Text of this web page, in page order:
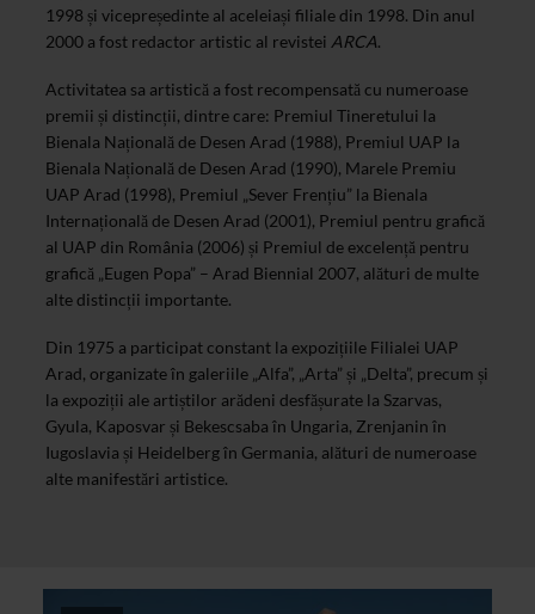
1998 și vicepreședinte al aceleiași filiale din 1998. Din anul
2000 a fost redactor artistic al revistei ARCA.
Activitatea sa artistică a fost recompensată cu numeroase
premii și distincții, dintre care: Premiul Tineretului la
Bienala Națională de Desen Arad (1988), Premiul UAP la
Bienala Națională de Desen Arad (1990), Marele Premiu
UAP Arad (1998), Premiul „Sever Frențiu” la Bienala
Internațională de Desen Arad (2001), Premiul pentru grafică
al UAP din România (2006) și Premiul de excelență pentru
grafică „Eugen Popa” – Arad Biennial 2007, alături de multe
alte distincții importante.
Din 1975 a participat constant la expozițiile Filialei UAP
Arad, organizate în galeriile „Alfa”, „Arta” și „Delta”, precum și
la expoziții ale artiștilor arădeni desfășurate la Szarvas,
Gyula, Kaposvar și Bekescsaba în Ungaria, Zrenjanin în
Iugoslavia și Heidelberg în Germania, alături de numeroase
alte manifestări artistice.